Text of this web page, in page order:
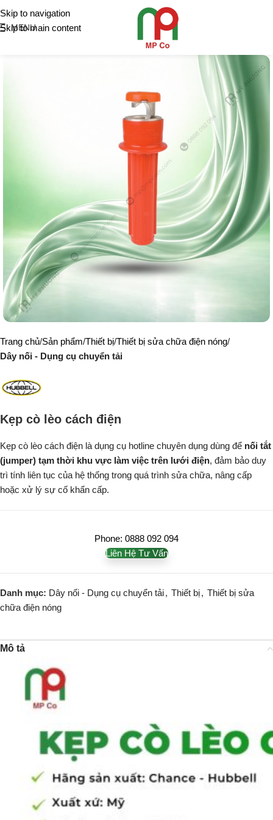
Skip to navigation
Skip to main content
MENU
Trang chủ Sản phẩm Thiết bị Thiết bị sửa chữa điện nóng
Dây nối - Dụng cụ chuyển tải
Kẹp cò lèo cách điện
Kẹp cò lèo cách điện là dụng cụ hotline chuyên dụng dùng để nối tắt
(jumper) tạm thời khu vực làm việc trên lưới điện, đảm bảo duy
trì tính liên tục của hệ thống trong quá trình sửa chữa, nâng cấp
hoặc xử lý sự cố khẩn cấp.
Phone: 0888 092 094
Liên Hệ Tư Vấn
Danh mục: Dây nối - Dụng cụ chuyển tải, Thiết bị, Thiết bị sửa
chữa điện nóng
Mô tả